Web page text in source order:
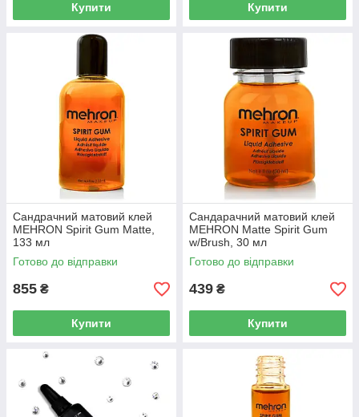
Купити Купити
Сандрачний матовий клей
MEHRON Spirit Gum Matte,
133 мл
Готово до відправки
855 ₴
Купити
Сандарачний матовий клей
MEHRON Matte Spirit Gum
w/Brush, 30 мл
Готово до відправки
439 ₴
Купити